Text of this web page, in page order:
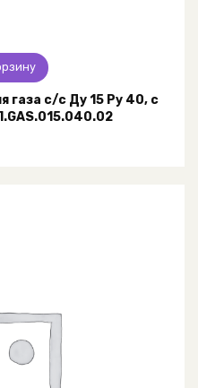
газа с/с Ду 15 Ру 40, с